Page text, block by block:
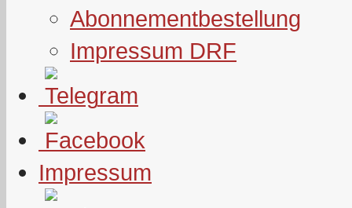
Abonnementbestellung
Impressum DRF
Impressum